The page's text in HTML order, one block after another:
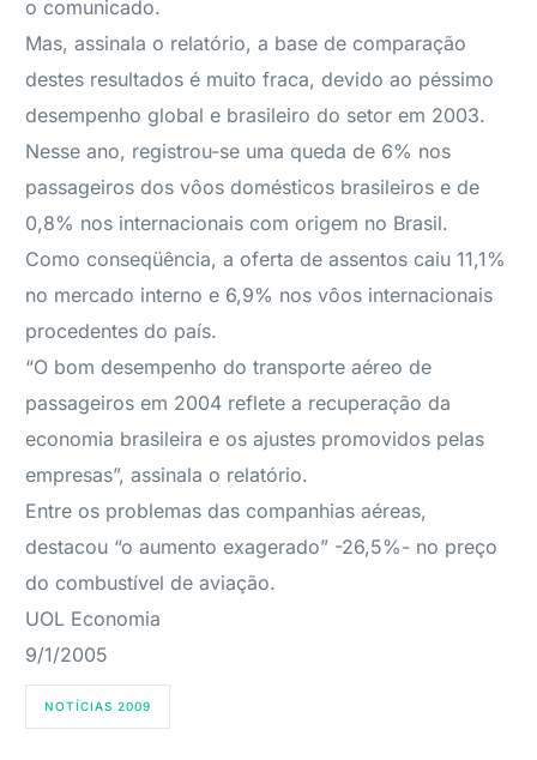
o comunicado.
Mas, assinala o relatório, a base de comparação
destes resultados é muito fraca, devido ao péssimo
desempenho global e brasileiro do setor em 2003.
Nesse ano, registrou-se uma queda de 6% nos
passageiros dos vôos domésticos brasileiros e de
0,8% nos internacionais com origem no Brasil.
Como conseqüência, a oferta de assentos caiu 11,1%
no mercado interno e 6,9% nos vôos internacionais
procedentes do país.
“O bom desempenho do transporte aéreo de
passageiros em 2004 reflete a recuperação da
economia brasileira e os ajustes promovidos pelas
empresas”, assinala o relatório.
Entre os problemas das companhias aéreas,
destacou “o aumento exagerado” -26,5%- no preço
do combustível de aviação.
UOL Economia
9/1/2005
NOTÍCIAS 2009